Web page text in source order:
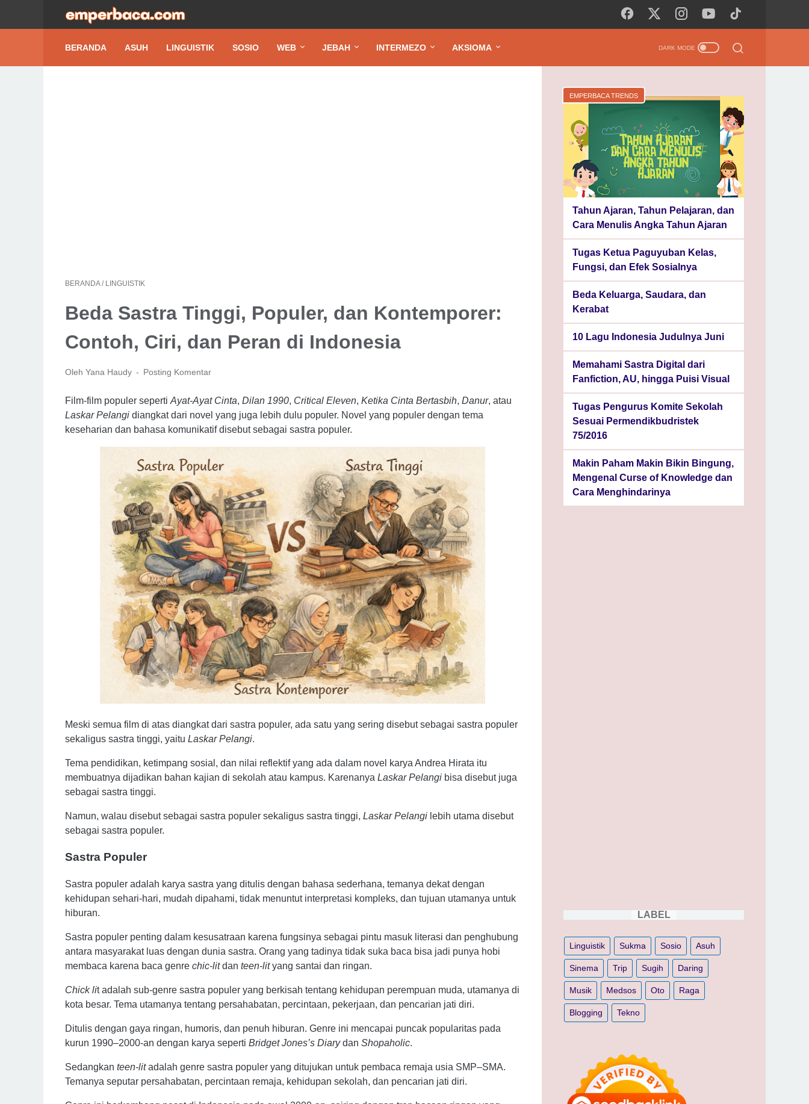
BERANDA ASUH LINGUISTIK SOSIO WEB JEBAH INTERMEZO AKSIOMA
BERANDA / LINGUISTIK
Beda Sastra Tinggi, Populer, dan Kontemporer:
Contoh, Ciri, dan Peran di Indonesia
Oleh Yana Haudy Posting Komentar
Film-film populer seperti Ayat-Ayat Cinta, Dilan 1990, Critical Eleven, Ketika Cinta Bertasbih, Danur, atau
Laskar Pelangi diangkat dari novel yang juga lebih dulu populer. Novel yang populer dengan tema
keseharian dan bahasa komunikatif disebut sebagai sastra populer.
Meski semua film di atas diangkat dari sastra populer, ada satu yang sering disebut sebagai sastra populer
sekaligus sastra tinggi, yaitu Laskar Pelangi.
Tema pendidikan, ketimpang sosial, dan nilai reflektif yang ada dalam novel karya Andrea Hirata itu
membuatnya dijadikan bahan kajian di sekolah atau kampus. Karenanya Laskar Pelangi bisa disebut juga
sebagai sastra tinggi.
Namun, walau disebut sebagai sastra populer sekaligus sastra tinggi, Laskar Pelangi lebih utama disebut
sebagai sastra populer.
Sastra Populer
Sastra populer adalah karya sastra yang ditulis dengan bahasa sederhana, temanya dekat dengan
kehidupan sehari-hari, mudah dipahami, tidak menuntut interpretasi kompleks, dan tujuan utamanya untuk
hiburan.
Sastra populer penting dalam kesusatraan karena fungsinya sebagai pintu masuk literasi dan penghubung
antara masyarakat luas dengan dunia sastra. Orang yang tadinya tidak suka baca bisa jadi punya hobi
membaca karena baca genre chic-litdan teen-lityang santai dan ringan.
Chicklitadalah sub-genre sastra populer yang berkisah tentang kehidupan perempuan muda, utamanya di
kota besar. Tema utamanya tentang persahabatan, percintaan, pekerjaan, dan pencarian jati diri.
Ditulis dengan gaya ringan, humoris, dan penuh hiburan. Genre ini mencapai puncak popularitas pada
kurun 1990–2000-an dengan karya seperti BridgetJones’s Diary dan Shopaholic.
Sedangkan teen-litadalah genre sastra populer yang ditujukan untuk pembaca remaja usia SMP–SMA.
Temanya seputar persahabatan, percintaan remaja, kehidupan sekolah, dan pencarian jati diri.
EMPERBACA TRENDS
Tahun Ajaran, Tahun Pelajaran, dan
Cara Menulis Angka Tahun Ajaran
Tugas Ketua Paguyuban Kelas,
Fungsi, dan Efek Sosialnya
Beda Keluarga, Saudara, dan
Kerabat
10 Lagu Indonesia Judulnya Juni
Memahami Sastra Digital dari
Fanfiction, AU, hingga Puisi Visual
Tugas Pengurus Komite Sekolah
Sesuai Permendikbudristek
75/2016
Makin Paham Makin Bikin Bingung,
Mengenal Curse of Knowledge dan
Cara Menghindarinya
LABEL
Linguistik Sukma Sosio Asuh
Sinema Trip Sugih Daring
Musik Medsos Oto Raga
Blogging Tekno